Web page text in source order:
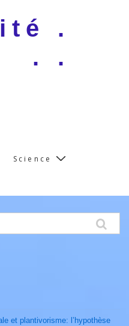
.
. .
Science
et plantivorisme: l’hypothèse